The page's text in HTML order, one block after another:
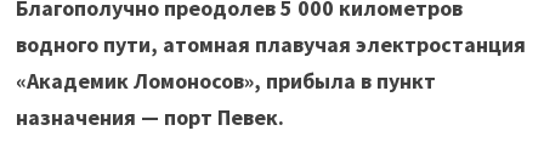
Благополучно преодолев 5 000 километров
водного пути, атомная плавучая электростанция
«Академик Ломоносов», прибыла в пункт
назначения — порт Певек.